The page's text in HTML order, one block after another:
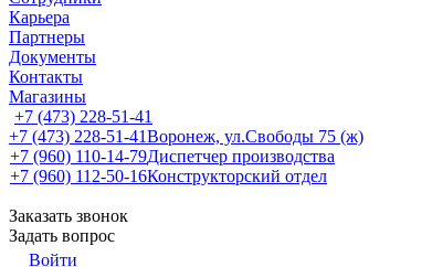
Карьера
Партнеры
Документы
Контакты
Магазины
+7 (473) 228-51-41
+7 (473) 228-51-41Воронеж, ул.Свободы 75 (ж)
+7 (960) 110-14-79Диспетчер производства
+7 (960) 112-50-16Конструкторский отдел
Заказать звонок
Задать вопрос
Войти